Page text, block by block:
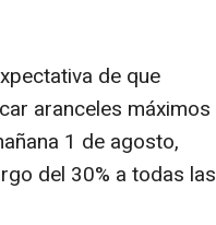
de que
aranceles máximos
1 de agosto,
del 30% a todas las